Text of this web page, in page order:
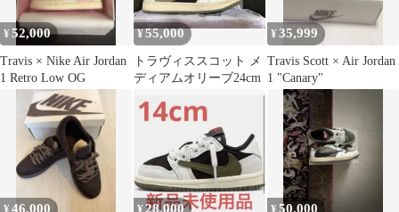
¥52,000
Travis × Nike Air Jordan
1 Retro Low OG
¥55,000
トラヴィススコット メ
ディアムオリーブ24cm
¥35,999
Travis Scott × Air Jordan
1 "Canary"
¥46,000 ¥28,000 ¥50,000